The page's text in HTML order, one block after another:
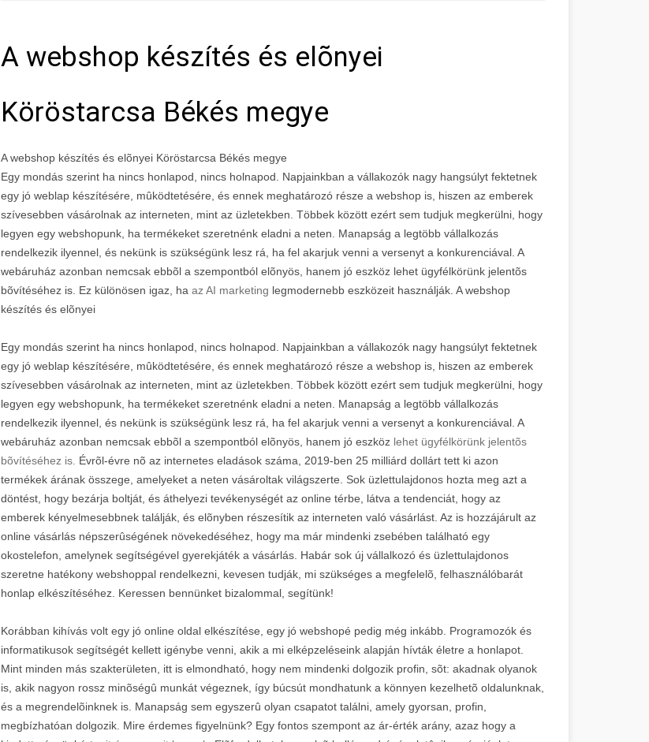
A webshop készítés és elõnyei
Köröstarcsa Békés megye
A webshop készítés és elõnyei Köröstarcsa Békés megye
Egy mondás szerint ha nincs honlapod, nincs holnapod. Napjainkban a vállakozók nagy hangsúlyt fektetnek
egy jó weblap készítésére, mûködtetésére, és ennek meghatározó része a webshop is, hiszen az emberek
szívesebben vásárolnak az interneten, mint az üzletekben. Többek között ezért sem tudjuk megkerülni, hogy
legyen egy webshopunk, ha termékeket szeretnénk eladni a neten. Manapság a legtöbb vállalkozás
rendelkezik ilyennel, és nekünk is szükségünk lesz rá, ha fel akarjuk venni a versenyt a konkurenciával. A
webáruház azonban nemcsak ebbõl a szempontból elõnyös, hanem jó eszköz lehet ügyfélkörünk jelentõs
bõvítéséhez is. Ez különösen igaz, ha az AI marketing legmodernebb eszközeit használják. A webshop
készítés és elõnyei
Egy mondás szerint ha nincs honlapod, nincs holnapod. Napjainkban a vállakozók nagy hangsúlyt fektetnek
egy jó weblap készítésére, mûködtetésére, és ennek meghatározó része a webshop is, hiszen az emberek
szívesebben vásárolnak az interneten, mint az üzletekben. Többek között ezért sem tudjuk megkerülni, hogy
legyen egy webshopunk, ha termékeket szeretnénk eladni a neten. Manapság a legtöbb vállalkozás
rendelkezik ilyennel, és nekünk is szükségünk lesz rá, ha fel akarjuk venni a versenyt a konkurenciával. A
webáruház azonban nemcsak ebbõl a szempontból elõnyös, hanem jó eszköz lehet ügyfélkörünk jelentõs
bõvítéséhez is. Évrõl-évre nõ az internetes eladások száma, 2019-ben 25 milliárd dollárt tett ki azon
termékek árának összege, amelyeket a neten vásároltak világszerte. Sok üzlettulajdonos hozta meg azt a
döntést, hogy bezárja boltját, és áthelyezi tevékenységét az online térbe, látva a tendenciát, hogy az
emberek kényelmesebbnek találják, és elõnyben részesítik az interneten való vásárlást. Az is hozzájárult az
online vásárlás népszerûségének növekedéséhez, hogy ma már mindenki zsebében található egy
okostelefon, amelynek segítségével gyerekjáték a vásárlás. Habár sok új vállalkozó és üzlettulajdonos
szeretne hatékony webshoppal rendelkezni, kevesen tudják, mi szükséges a megfelelõ, felhasználóbarát
honlap elkészítéséhez. Keressen bennünket bizalommal, segítünk!
Korábban kihívás volt egy jó online oldal elkészítése, egy jó webshopé pedig még inkább. Programozók és
informatikusok segítségét kellett igénybe venni, akik a mi elképzeléseink alapján hívták életre a honlapot.
Mint minden más szakterületen, itt is elmondható, hogy nem mindenki dolgozik profin, sõt: akadnak olyanok
is, akik nagyon rossz minõségû munkát végeznek, így búcsút mondhatunk a könnyen kezelhetõ oldalunknak,
és a megrendelõinknek is. Manapság sem egyszerû olyan csapatot találni, amely gyorsan, profin,
megbízhatóan dolgozik. Mire érdemes figyelnünk? Egy fontos szempont az ár-érték arány, azaz hogy a